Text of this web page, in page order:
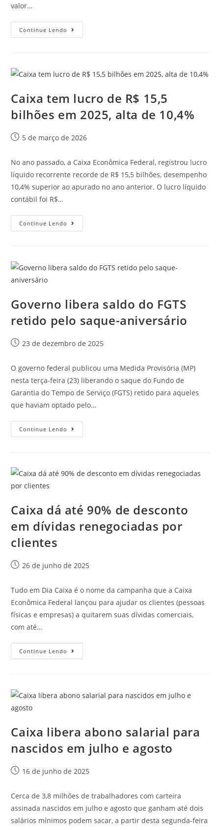
valor…
Continue Lendo
Caixa tem lucro de R$ 15,5
bilhões em 2025, alta de 10,4%
5 de março de 2026
No ano passado, a Caixa Econômica Federal, registrou lucro
líquido recorrente recorde de R$ 15,5 bilhões, desempenho
10,4% superior ao apurado no ano anterior. O lucro líquido
contábil foi R$…
Continue Lendo
Governo libera saldo do FGTS
retido pelo saque-aniversário
23 de dezembro de 2025
O governo federal publicou uma Medida Provisória (MP)
nesta terça-feira (23) liberando o saque do Fundo de
Garantia do Tempo de Serviço (FGTS) retido para aqueles
que haviam optado pelo…
Continue Lendo
Caixa dá até 90% de desconto
em dívidas renegociadas por
clientes
26 de junho de 2025
Tudo em Dia Caixa é o nome da campanha que a Caixa
Econômica Federal lançou para ajudar os clientes (pessoas
físicas e empresas) a quitarem suas dívidas comerciais,
com até…
Continue Lendo
Caixa libera abono salarial para
nascidos em julho e agosto
16 de junho de 2025
Cerca de 3,8 milhões de trabalhadores com carteira
assinada nascidos em julho e agosto que ganham até dois
salários mínimos podem sacar, a partir desta segunda-feira